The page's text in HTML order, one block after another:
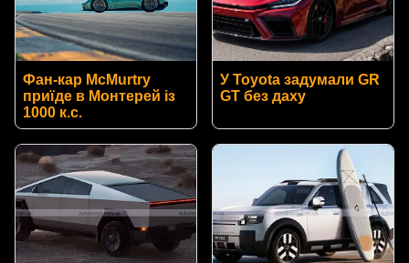
Фан-кар McMurtry
приїде в Монтерей із
1000 к.с.
У Toyota задумали GR
GT без даху